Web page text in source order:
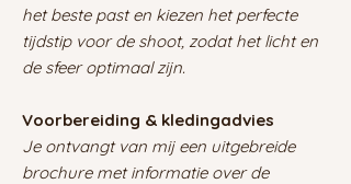
het beste past en kiezen het perfecte
tijdstip voor de shoot, zodat het licht en
de sfeer optimaal zijn.
Voorbereiding & kledingadvies
Je ontvangt van mij een uitgebreide
brochure met informatie over de